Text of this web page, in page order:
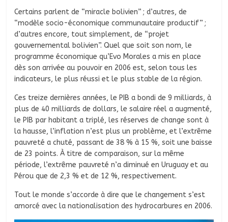
Certains parlent de “miracle bolivien” ; d’autres, de
“modèle socio-économique communautaire productif” ;
d’autres encore, tout simplement, de “projet
gouvernemental bolivien”. Quel que soit son nom, le
programme économique qu’Evo Morales a mis en place
dès son arrivée au pouvoir en 2006 est, selon tous les
indicateurs, le plus réussi et le plus stable de la région.
Ces treize dernières années, le PIB a bondi de 9 milliards, à
plus de 40 milliards de dollars, le salaire réel a augmenté,
le PIB par habitant a triplé, les réserves de change sont à
la hausse, l’inflation n’est plus un problème, et l’extrême
pauvreté a chuté, passant de 38 % à 15 %, soit une baisse
de 23 points. À titre de comparaison, sur la même
période, l’extrême pauvreté n’a diminué en Uruguay et au
Pérou que de 2,3 % et de 12 %, respectivement.
Tout le monde s’accorde à dire que le changement s’est
amorcé avec la nationalisation des hydrocarbures en 2006.